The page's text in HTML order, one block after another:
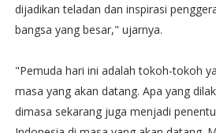
dijadikan teladan dan inspirasi
bangsa yang besar," ujarnya.
"Pemuda hari ini adalah tokoh-tokoh
masa yang akan datang. Apa yang
dimasa sekarang juga menjadi